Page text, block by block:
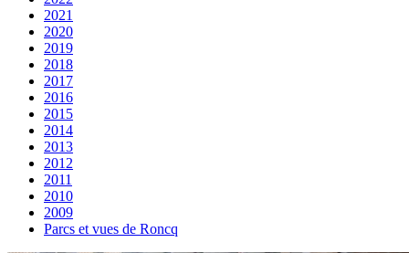
2021
2020
2019
2018
2017
2016
2015
2014
2013
2012
2011
2010
2009
Parcs et vues de Roncq